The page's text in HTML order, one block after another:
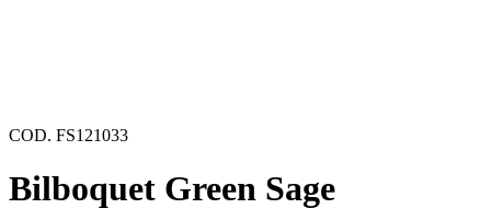
COD. FS121033
Bilboquet Green Sage